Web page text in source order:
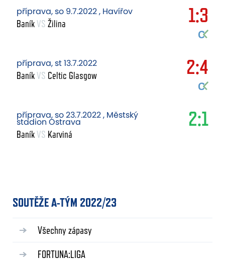
příprava, so 9.7.2022 , Havířov
BaníkVS Žilina 1:3
příprava, st 13.7.2022
BaníkVS Celtic Glasgow 2:4
příprava, so 23.7.2022 , Městský
stadion Ostrava
BaníkVS Karviná
2:1
SOUTĚŽE A-TÝM 2022/23
Všechny zápasy
FORTUNA:LIGA